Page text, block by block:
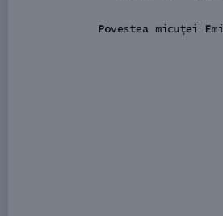
Povestea micuţei Emi